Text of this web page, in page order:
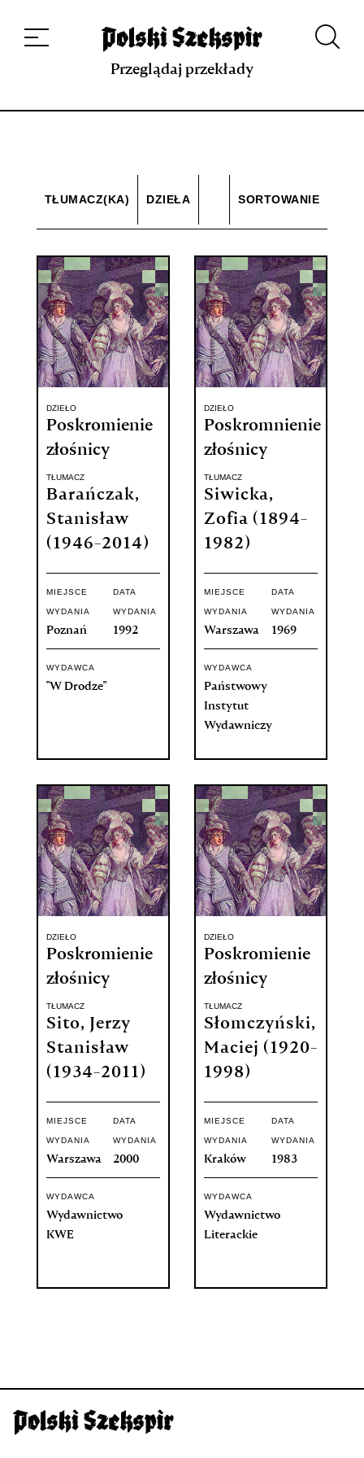
projekcie
Kontakt Indeks strony Aplikacja
Repozytorium XIX w.
Przeglądaj przekłady
TŁUMACZ(KA) DZIEŁA SORTOWANIE
DZIEŁO
Poskromienie
złośnicy
TŁUMACZ
Barańczak,
Stanisław
(1946-2014)
MIEJSCE
WYDANIA
Poznań
DATA
WYDANIA
1992
WYDAWCA
"W Drodze"
DZIEŁO
Poskromnienie
złośnicy
TŁUMACZ
Siwicka,
Zofia (1894-
1982)
MIEJSCE
WYDANIA
Warszawa
DATA
WYDANIA
1969
WYDAWCA
Państwowy
Instytut
Wydawniczy
DZIEŁO
Poskromienie
złośnicy
TŁUMACZ
Sito, Jerzy
Stanisław
(1934-2011)
MIEJSCE
WYDANIA
Warszawa
DATA
WYDANIA
2000
WYDAWCA
Wydawnictwo
KWE
DZIEŁO
Poskromienie
złośnicy
TŁUMACZ
Słomczyński,
Maciej (1920-
1998)
MIEJSCE
WYDANIA
Kraków
DATA
WYDANIA
1983
WYDAWCA
Wydawnictwo
Literackie